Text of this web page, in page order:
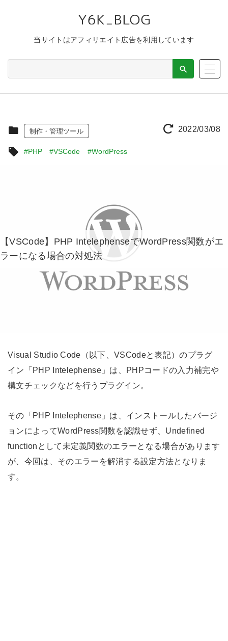
当サイトはアフィリエイト広告を利用しています
2022/03/08
制作・管理ツール
#PHP #VSCode #WordPress
【VSCode】PHP IntelephenseでWordPress関数がエ
ラーになる場合の対処法
Visual Studio Code（以下、VSCodeと表記）のプラグ
イン「PHP Intelephense」は、PHPコードの入力補完や
構文チェックなどを行うプラグイン。
その「PHP Intelephense」は、インストールしたバージ
ョンによってWordPress関数を認識せず、Undefined
functionとして未定義関数のエラーとなる場合があります
が、今回は、そのエラーを解消する設定方法となりま
す。